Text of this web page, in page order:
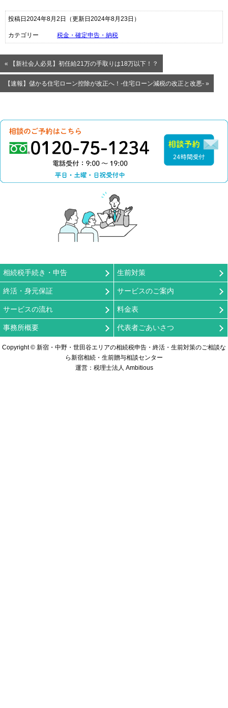
投稿日2024年8月2日 （更新日2024年8月23日）
カテゴリー 税金・確定申告・納税
« 【新社会人必見】初任給21万の手取りは18万以下！？
【速報】儲かる住宅ローン控除が改正へ！-住宅ローン減税の改正と改悪- »
0120-75-1234（電
相続税手続き・申告 生前対策
終活・身元保証 サービスのご案内
サービスの流れ 料金表
事務所概要 代表者ごあいさつ
Copyright © 新宿・中野・世田谷エリアの相続税申告・終活・生前対策のご相談な
ら新宿相続・生前贈与相談センター
運営：税理士法人 Ambitious